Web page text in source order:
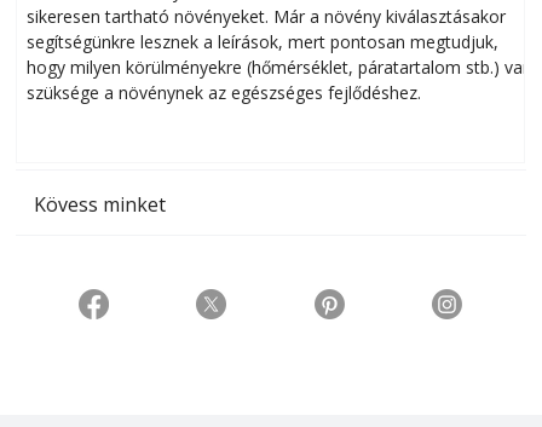
sikeresen tart­ha­tó növényeket. Már a növény kiválasztásakor
segítségünkre lesznek a leírások, mert pontosan megtudjuk,
hogy milyen körülményekre (hőmérséklet, páratartalom stb.) van
szüksége a növénynek az egészséges fejlődéshez.
Kövess minket